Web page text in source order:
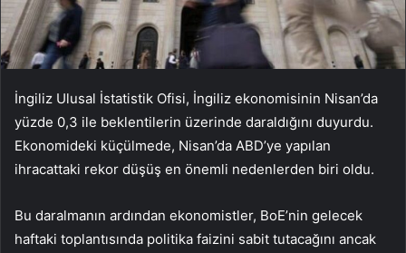
İngiliz Ulusal İstatistik Ofisi, İngiliz ekonomisinin Nisan’da
yüzde 0,3 ile beklentilerin üzerinde daraldığını duyurdu.
Ekonomideki küçülmede, Nisan’da ABD’ye yapılan
ihracattaki rekor düşüş en önemli nedenlerden biri oldu.
Bu daralmanın ardından ekonomistler, BoE’nin gelecek
haftaki toplantısında politika faizini sabit tutacağını ancak